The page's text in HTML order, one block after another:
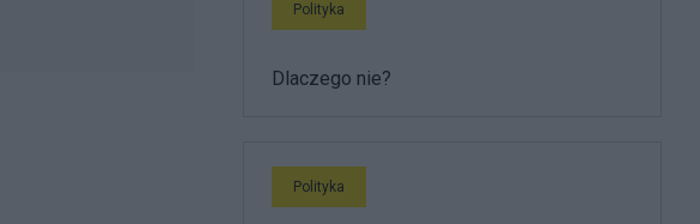
Polityka
Dlaczego nie?
Polityka